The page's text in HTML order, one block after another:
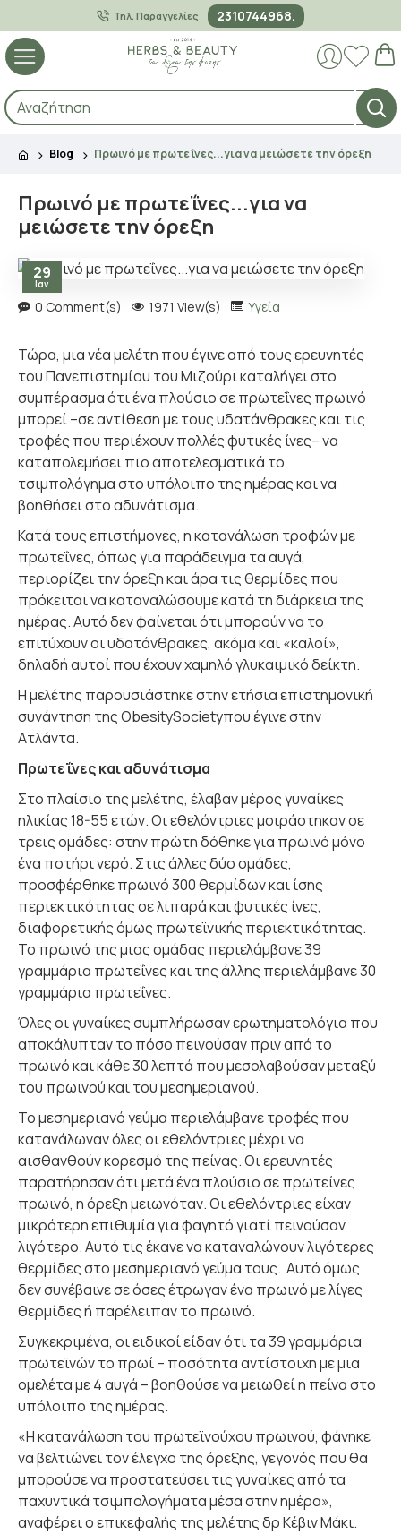
Τηλ. Παραγγελίες 2310744968.
Blog Πρωινό με πρωτεΐνες...για να μειώσετε την όρεξη
Πρωινό με πρωτεΐνες...για να
μειώσετε την όρεξη
29
Ιαν
0 Comment(s) 1971 View(s) Υγεία
Τώρα, μια νέα μελέτη που έγινε από τους ερευνητές
του Πανεπιστημίου του Μιζούρι καταλήγει στο
συμπέρασμα ότι ένα πλούσιο σε πρωτεΐνες πρωινό
μπορεί –σε αντίθεση με τους υδατάνθρακες και τις
τροφές που περιέχουν πολλές φυτικές ίνες– να
καταπολεμήσει πιο αποτελεσματικά το
τσιμπολόγημα στο υπόλοιπο της ημέρας και να
βοηθήσει στο αδυνάτισμα.
Κατά τους επιστήμονες, η κατανάλωση τροφών με
πρωτεΐνες, όπως για παράδειγμα τα αυγά,
περιορίζει την όρεξη και άρα τις θερμίδες που
πρόκειται να καταναλώσουμε κατά τη διάρκεια της
ημέρας. Αυτό δεν φαίνεται ότι μπορούν να το
επιτύχουν οι υδατάνθρακες, ακόμα και «καλοί»,
δηλαδή αυτοί που έχουν χαμηλό γλυκαιμικό δείκτη.
Η μελέτης παρουσιάστηκε στην ετήσια επιστημονική
συνάντηση της ObesitySocietyπου έγινε στην
Ατλάντα.
Πρωτεΐνες και αδυνάτισμα
Στο πλαίσιο της μελέτης, έλαβαν μέρος γυναίκες
ηλικίας 18-55 ετών. Οι εθελόντριες μοιράστηκαν σε
τρεις ομάδες: στην πρώτη δόθηκε για πρωινό μόνο
ένα ποτήρι νερό. Στις άλλες δύο ομάδες,
προσφέρθηκε πρωινό 300 θερμίδων και ίσης
περιεκτικότητας σε λιπαρά και φυτικές ίνες,
διαφορετικής όμως πρωτεϊνικής περιεκτικότητας.
Το πρωινό της μιας ομάδας περιελάμβανε 39
γραμμάρια πρωτεΐνες και της άλλης περιελάμβανε 30
γραμμάρια πρωτεΐνες.
Όλες οι γυναίκες συμπλήρωσαν ερωτηματολόγια που
αποκάλυπταν το πόσο πεινούσαν πριν από το
πρωινό και κάθε 30 λεπτά που μεσολαβούσαν μεταξύ
του πρωινού και του μεσημεριανού.
Το μεσημεριανό γεύμα περιελάμβανε τροφές που
κατανάλωναν όλες οι εθελόντριες μέχρι να
αισθανθούν κορεσμό της πείνας. Οι ερευνητές
παρατήρησαν ότι μετά ένα πλούσιο σε πρωτείνες
πρωινό, η όρεξη μειωνόταν. Οι εθελόντριες είχαν
μικρότερη επιθυμία για φαγητό γιατί πεινούσαν
λιγότερο. Αυτό τις έκανε να καταναλώνουν λιγότερες
θερμίδες στο μεσημεριανό γεύμα τους. Αυτό όμως
δεν συνέβαινε σε όσες έτρωγαν ένα πρωινό με λίγες
θερμίδες ή παρέλειπαν το πρωινό.
Συγκεκριμένα, οι ειδικοί είδαν ότι τα 39 γραμμάρια
πρωτεϊνών το πρωί – ποσότητα αντίστοιχη με μια
ομελέτα με 4 αυγά – βοηθούσε να μειωθεί η πείνα στο
υπόλοιπο της ημέρας.
«Η κατανάλωση του πρωτεϊνούχου πρωινού, φάνηκε
να βελτιώνει τον έλεγχο της όρεξης, γεγονός που θα
μπορούσε να προστατεύσει τις γυναίκες από τα
παχυντικά τσιμπολογήματα μέσα στην ημέρα»,
αναφέρει ο επικεφαλής της μελέτης δρ Κέβιν Μάκι.